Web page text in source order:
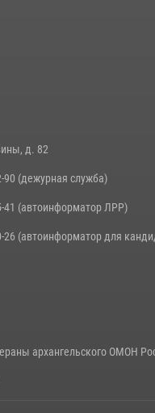
д. 82
90 (дежурная служба)
41 (автоинформатор ЛРР)
26 (автоинформатор для
архангельского ОМОН